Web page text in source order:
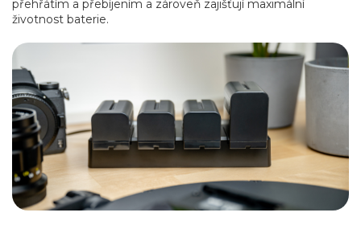
přehřátím a přebíjením a zároveň zajišťují maximální
životnost baterie.